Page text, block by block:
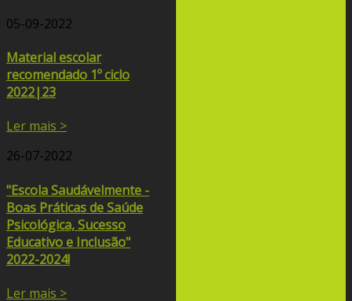
05-09-2022
Material escolar
recomendado 1º ciclo
2022|23
Ler mais >
26-07-2022
"Escola Saudávelmente -
Boas Práticas de Saúde
Psicológica, Sucesso
Educativo e Inclusão"
2022-2024!
Ler mais >